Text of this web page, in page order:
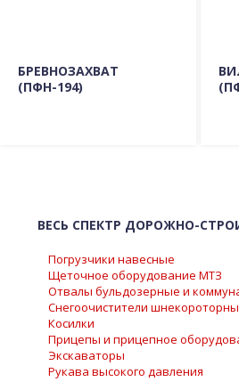
БРЕВНОЗАХВАТ
(ПФН-194)
ВЕСЬ СПЕКТР ДОРОЖНО-
Погрузчики навесные
Щеточное оборудование МТЗ
Отвалы бульдозерные и
Снегоочистители
Косилки
Прицепы и прицепное
Экскаваторы
Рукава высокого давления